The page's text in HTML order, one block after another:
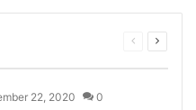
Previous
22, 2020 0